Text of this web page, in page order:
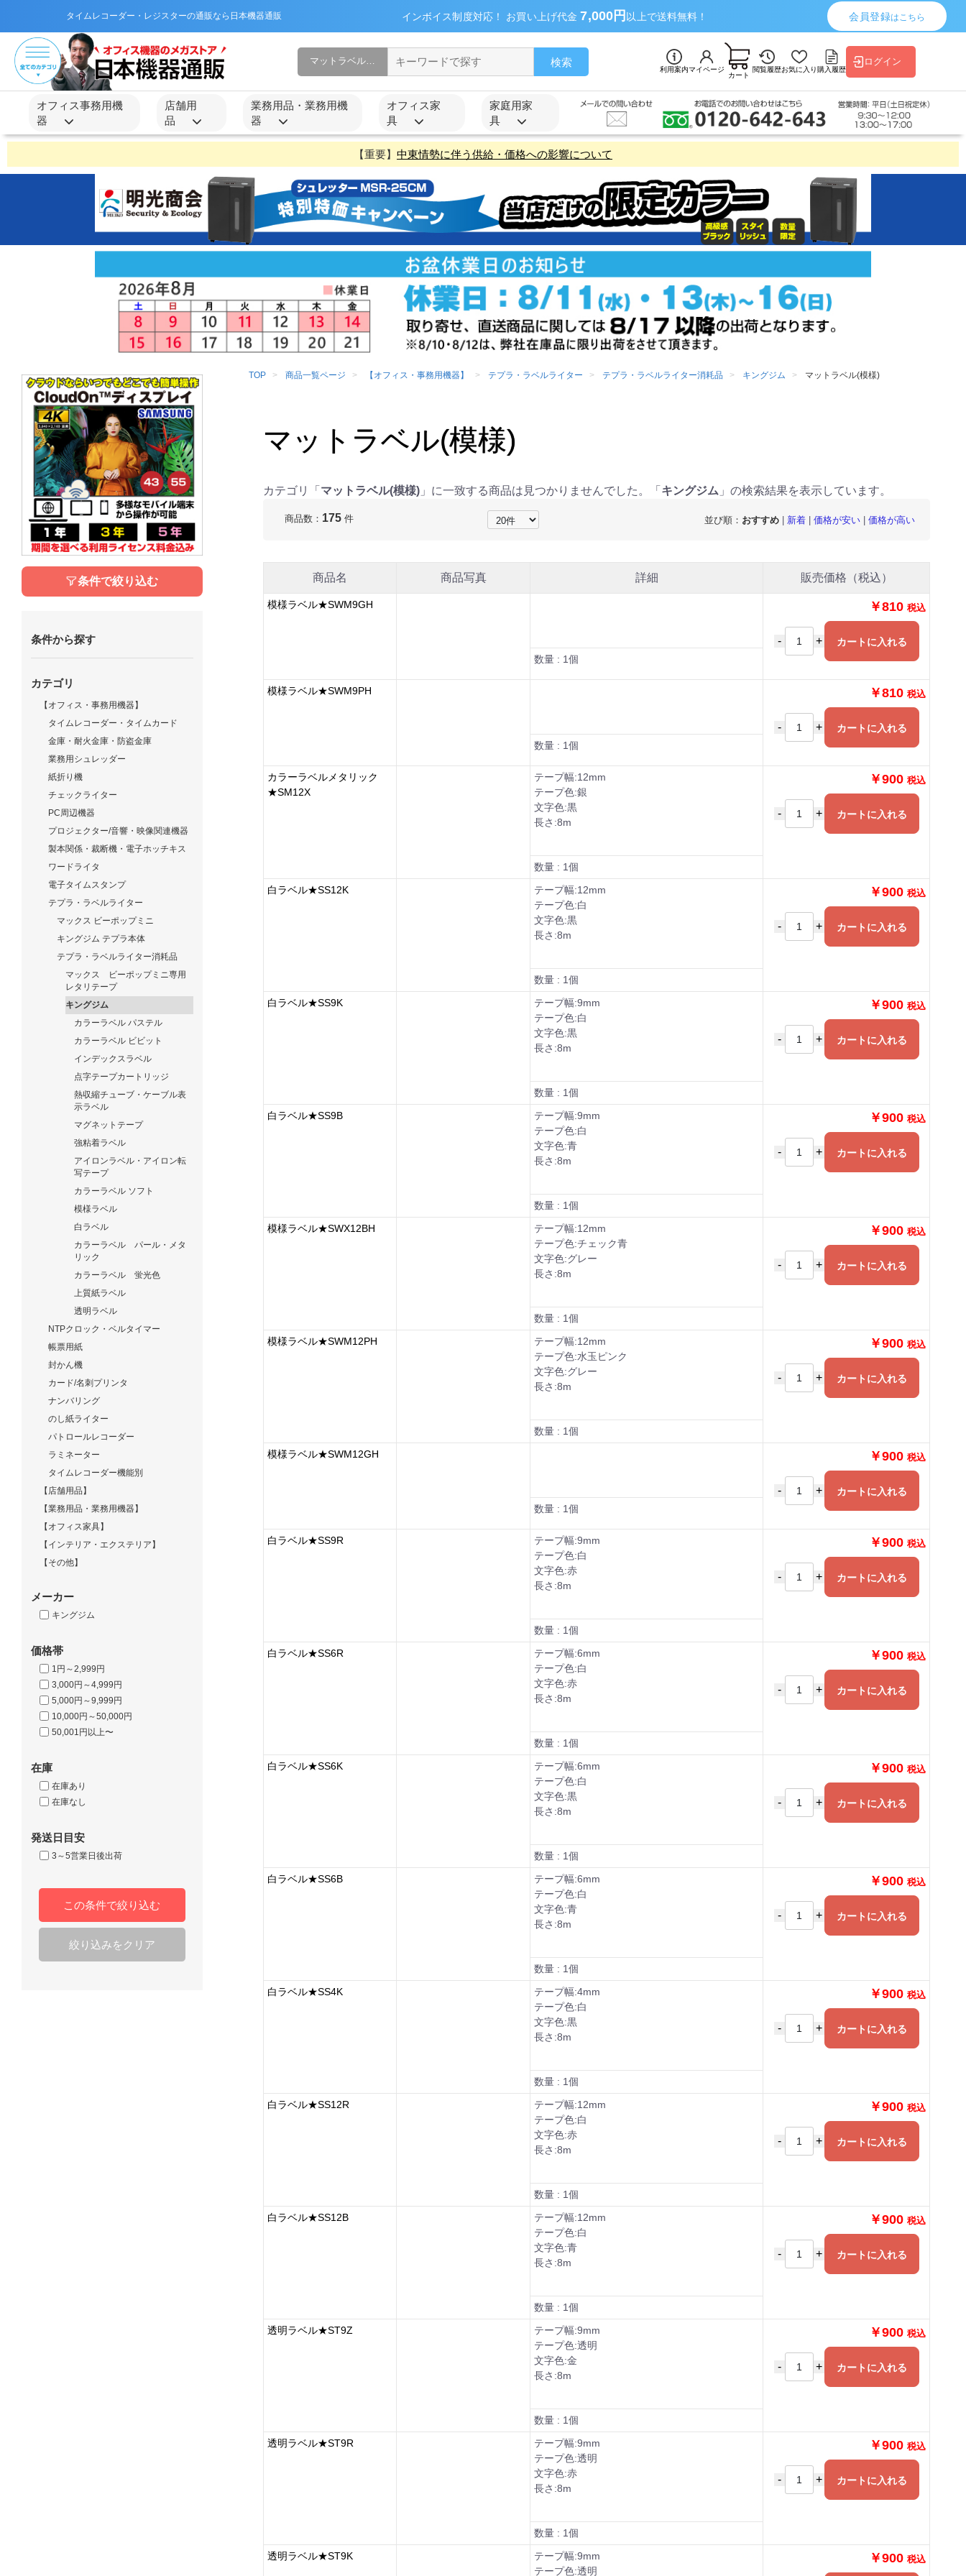
タイムレコーダー・レジスターの通販なら日本機器通販 インボイス制度対応！ お買い上げ代金7,000円 以上で送料無料！ 会員登録はこちら
検索
利用案内マイページ
カート
閲覧履歴お気に入り購入履歴
ログイン
オフィス事務用機
器
店舗用
品
業務用品・業務用機
器
オフィス家
具
家庭用家
具
【重要】 中東情勢に伴う供給・価格への影響について
条件で絞り込む
条件から探す
カテゴリ
【オフィス・事務用機器】
タイムレコーダー・タイムカード
金庫・耐火金庫・防盗金庫
業務用シュレッダー
紙折り機
チェックライター
PC周辺機器
プロジェクター/音響・映像関連機器
製本関係・裁断機・電子ホッチキス
ワードライタ
電子タイムスタンプ
テプラ・ラベルライター
マックス ビーポップミニ
キングジム テプラ本体
テプラ・ラベルライター消耗品
マックス ビーポップミニ専用
レタリテープ
キングジム
カラーラベル パステル
カラーラベル ビビット
インデックスラベル
点字テープカートリッジ
熱収縮チューブ・ケーブル表
示ラベル
マグネットテープ
強粘着ラベル
アイロンラベル・アイロン転
写テープ
カラーラベル ソフト
模様ラベル
白ラベル
カラーラベル パール・メタ
リック
カラーラベル 蛍光色
上質紙ラベル
透明ラベル
NTPクロック・ベルタイマー
帳票用紙
封かん機
カード/名刺プリンタ
ナンバリング
のし紙ライター
パトロールレコーダー
ラミネーター
タイムレコーダー機能別
【店舗用品】
【業務用品・業務用機器】
【オフィス家具】
【インテリア・エクステリア】
【その他】
メーカー
キングジム
価格帯
1円～2,999円
3,000円～4,999円
5,000円～9,999円
10,000円～50,000円
50,001円以上〜
在庫
在庫あり
在庫なし
発送日目安
3～5営業日後出荷
この条件で絞り込む
絞り込みをクリア
TOP 商品一覧ページ 【オフィス・事務用機器】 テプラ・ラベルライター テプラ・ラベルライター消耗品 キングジム マットラベル(模様)
マットラベル(模様)
カテゴリ「 マットラベル(模様) 」に一致する商品は見つかりませんでした。「 キングジム 」の検索結果を表示しています。
商品数： 175件 並び順： おすすめ 新着 |価格が安い |価格が高い
商品名 商品写真 詳細 販売価格（税込）
模様ラベル★SWM9GH
数量 : 1個
￥810 税込
- + カートに入れる
模様ラベル★SWM9PH
数量 : 1個
￥810 税込
- + カートに入れる
カラーラベルメタリック
★SM12X
テープ幅:12mm
テープ色:銀
文字色:黒
長さ:8m
数量 : 1個
￥900 税込
- + カートに入れる
白ラベル★SS12K
テープ幅:12mm
テープ色:白
文字色:黒
長さ:8m
数量 : 1個
￥900 税込
- + カートに入れる
白ラベル★SS9K
テープ幅:9mm
テープ色:白
文字色:黒
長さ:8m
数量 : 1個
￥900 税込
- + カートに入れる
白ラベル★SS9B
テープ幅:9mm
テープ色:白
文字色:青
長さ:8m
数量 : 1個
￥900 税込
- + カートに入れる
模様ラベル★SWX12BH
テープ幅:12mm
テープ色:チェック青
文字色:グレー
長さ:8m
数量 : 1個
￥900 税込
- + カートに入れる
模様ラベル★SWM12PH
テープ幅:12mm
テープ色:水玉ピンク
文字色:グレー
長さ:8m
数量 : 1個
￥900 税込
- + カートに入れる
模様ラベル★SWM12GH
数量 : 1個
￥900 税込
- + カートに入れる
白ラベル★SS9R
テープ幅:9mm
テープ色:白
文字色:赤
長さ:8m
数量 : 1個
￥900 税込
- + カートに入れる
白ラベル★SS6R
テープ幅:6mm
テープ色:白
文字色:赤
長さ:8m
数量 : 1個
￥900 税込
- + カートに入れる
白ラベル★SS6K
テープ幅:6mm
テープ色:白
文字色:黒
長さ:8m
数量 : 1個
￥900 税込
- + カートに入れる
白ラベル★SS6B
テープ幅:6mm
テープ色:白
文字色:青
長さ:8m
数量 : 1個
￥900 税込
- + カートに入れる
白ラベル★SS4K
テープ幅:4mm
テープ色:白
文字色:黒
長さ:8m
数量 : 1個
￥900 税込
- + カートに入れる
白ラベル★SS12R
テープ幅:12mm
テープ色:白
文字色:赤
長さ:8m
数量 : 1個
￥900 税込
- + カートに入れる
白ラベル★SS12B
テープ幅:12mm
テープ色:白
文字色:青
長さ:8m
数量 : 1個
￥900 税込
- + カートに入れる
透明ラベル★ST9Z
テープ幅:9mm
テープ色:透明
文字色:金
長さ:8m
数量 : 1個
￥900 税込
- + カートに入れる
透明ラベル★ST9R
テープ幅:9mm
テープ色:透明
文字色:赤
長さ:8m
数量 : 1個
￥900 税込
- + カートに入れる
透明ラベル★ST9K
テープ幅:9mm
テープ色:透明
￥900 税込